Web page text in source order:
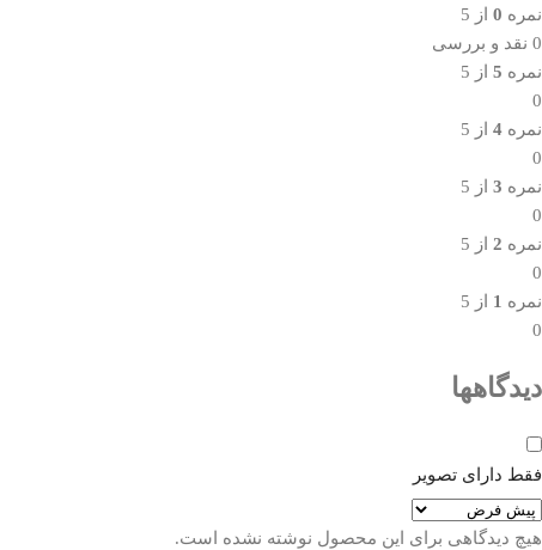
نمره 0 از 5
0 نقد و بررسی
نمره 5 از 5
0
نمره 4 از 5
0
نمره 3 از 5
0
نمره 2 از 5
0
نمره 1 از 5
0
دیدگاهها
فقط دارای تصویر
هیچ دیدگاهی برای این محصول نوشته نشده است.